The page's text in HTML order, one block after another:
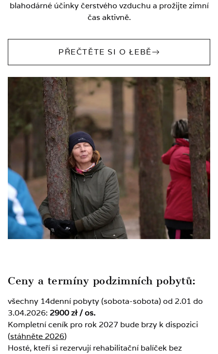
blahodárné účinky čerstvého vzduchu a prožijte zimní
čas aktivně.
PŘEČTĚTE SI O ŁEBĚ
Ceny a termíny podzimních pobytů:
všechny 14denní pobyty (sobota-sobota) od 2.01 do
3.04.2026: 2900 zł / os.
Kompletní ceník pro rok 2027 bude brzy k dispozici
(stáhněte 2026)
Hosté, kteří si rezervují rehabilitační balíček bez